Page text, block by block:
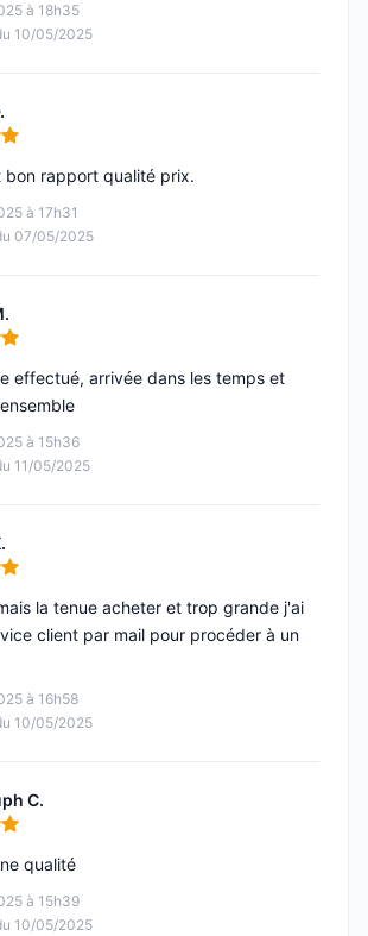
à 18h35
10/05/2025
5
à 17h31
07/05/2025
bon rapport qualité prix.
5
à 15h36
11/05/2025
effectué, arrivée dans les temps et
5
à 16h58
10/05/2025
la tenue acheter et trop grande j'ai
client par mail pour procéder à un
C.
5
à 15h39
10/05/2025
qualité